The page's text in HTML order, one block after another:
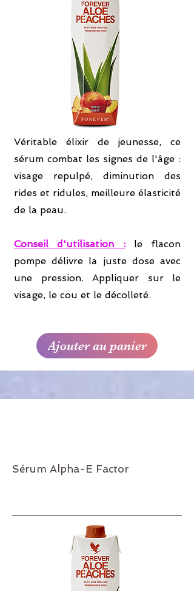
Véritable élixir de jeunesse, ce
sérum combat les signes de l'âge :
visage repulpé, diminution des
rides et ridules, meilleure élasticité
de la peau.
Conseil d'utilisation :
le flacon
pompe délivre la juste dose avec
une pression. Appliquer sur le
visage, le cou et le décolleté.
Ajouter au panier
Sérum Alpha-E Factor